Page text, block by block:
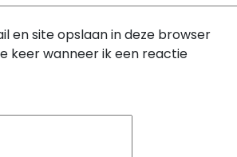
en site opslaan in deze browser
keer wanneer ik een reactie